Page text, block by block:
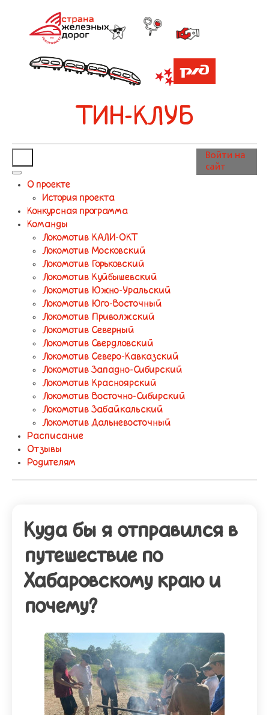
ТИН-КЛУБ
О проекте
История проекта
Конкурсная программа
Команды
Локомотив КАЛИ-ОКТ
Локомотив Московский
Локомотив Горьковский
Локомотив Куйбышевский
Локомотив Южно-Уральский
Локомотив Юго-Восточный
Локомотив Приволжский
Локомотив Северный
Локомотив Свердловский
Локомотив Северо-Кавказский
Локомотив Западно-Сибирский
Локомотив Красноярский
Локомотив Восточно-Сибирский
Локомотив Забайкальский
Локомотив Дальневосточный
Расписание
Отзывы
Родителям
Войти на
сайт
Куда бы я отправился в
путешествие по
Хабаровскому краю и
почему?